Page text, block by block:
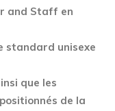
and Staff en
standard unisexe
que les
de la